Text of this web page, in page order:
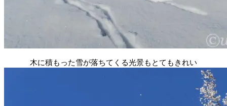
木に積もった雪が落ちてくる光景もとてもきれい